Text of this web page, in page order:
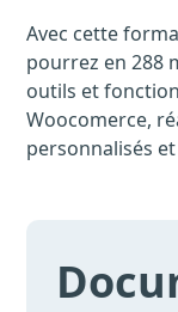
Avec cette
pourrez en 288
outils et
Woocomerce,
personnalisés